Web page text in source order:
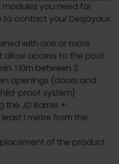
modules you need for
to contact your Desjoyaux
with one or more
allow access to the pool
1.10m between 2
openings (doors and
proof system)
the JD Barrier +
1 metre from the
of the product